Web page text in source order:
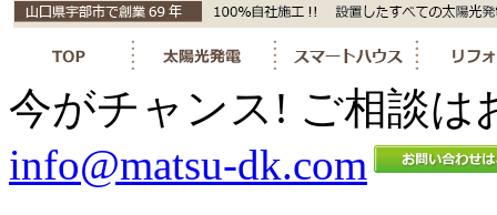
今がチャンス! ご相談は
info@matsu-dk.com